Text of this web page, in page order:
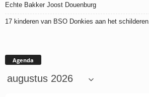
Echte Bakker Joost Douenburg
17 kinderen van BSO Donkies aan het schilderen.
Agenda